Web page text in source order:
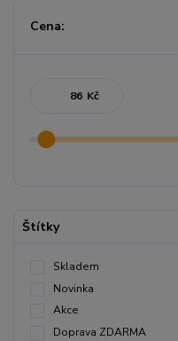
Cena:
Kč
Štítky
Skladem
Novinka
Akce
Doprava ZDARMA